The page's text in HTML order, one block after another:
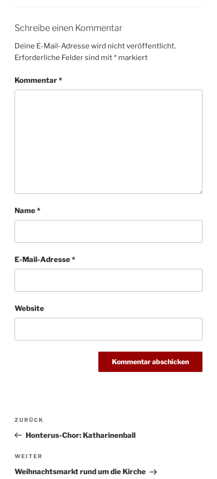
Schreibe einen Kommentar
Deine E-Mail-Adresse wird nicht veröffentlicht.
Erforderliche Felder sind mit* markiert
Kommentar*
Name*
E-Mail-Adresse*
Website
Beitragsnavigation
Vorheriger
Beitrag
ZURÜCK
Honterus-Chor: Katharinenball
Nächster
Beitrag
WEITER
Weihnachtsmarkt rund um die Kirche